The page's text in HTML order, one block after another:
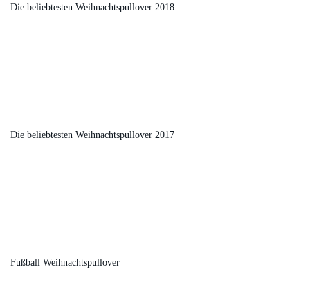
Die beliebtesten Weihnachtspullover 2018
Die beliebtesten Weihnachtspullover 2017
Fußball Weihnachtspullover